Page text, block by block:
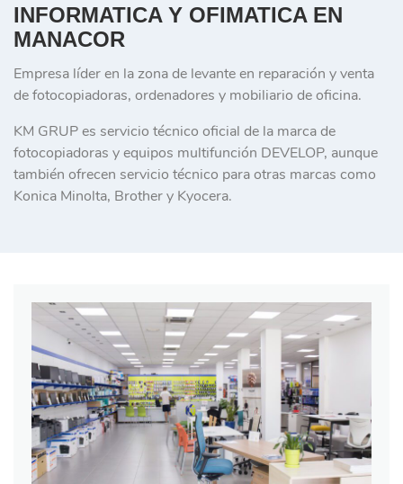
INFORMATICA Y OFIMATICA EN
MANACOR
Empresa líder en la zona de levante en reparación y venta
de fotocopiadoras, ordenadores y mobiliario de oficina.
KM GRUP es servicio técnico oficial de la marca de
fotocopiadoras y equipos multifunción DEVELOP, aunque
también ofrecen servicio técnico para otras marcas como
Konica Minolta, Brother y Kyocera.